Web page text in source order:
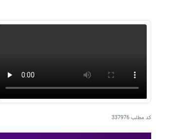
کد مطلب337976